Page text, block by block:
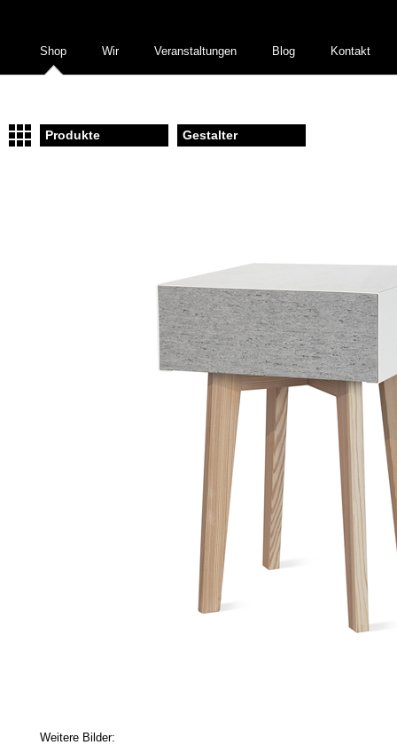
Shop Wir Veranstaltungen Blog Kontakt
Produkte Gestalter
Weitere Bilder: